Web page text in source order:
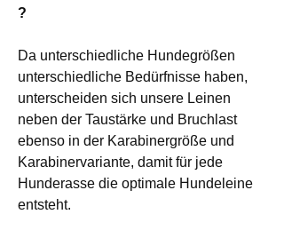
?
Da unterschiedliche Hundegrößen
unterschiedliche Bedürfnisse haben,
unterscheiden sich unsere Leinen
neben der Taustärke und Bruchlast
ebenso in der Karabinergröße und
Karabinervariante, damit für jede
Hunderasse die optimale Hundeleine
entsteht.